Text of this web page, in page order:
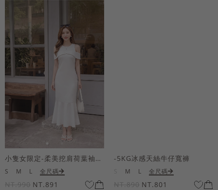
小隻女限定-柔美挖肩荷葉袖魚尾長洋裝
S M L 全尺碼
NT.990 NT.891
-5KG冰感天絲牛仔寬褲
M L 全尺碼
NT.890 NT.801